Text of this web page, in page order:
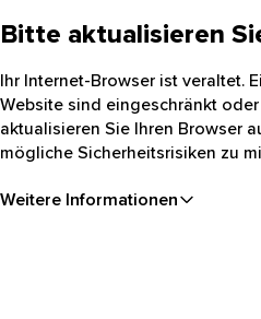
Bitte aktualisieren
Ihr Internet-Browser ist veraltet.
Website sind eingeschränkt
aktualisieren Sie Ihren Browser
mögliche Sicherheitsrisiken zu
Weitere Informationen